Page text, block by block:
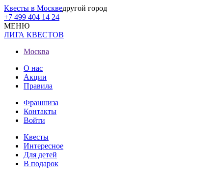
Квесты в Москведругой город
+7 499 404 14 24
МЕНЮ
ЛИГА КВЕСТОВ
Москва
О нас
Акции
Правила
Франшиза
Контакты
Войти
Квесты
Интересное
Для детей
В подарок